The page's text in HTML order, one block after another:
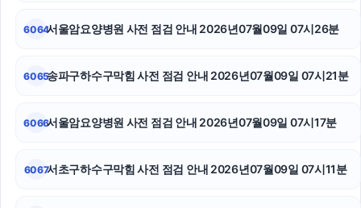
강아지보호소
용인음주운전변호사
6064서울암요양병원 사전 점검 안내 2026년07월09일 07시26분
6065송파구하수구막힘 사전 점검 안내 2026년07월09일 07시21분
6066서울암요양병원 사전 점검 안내 2026년07월09일 07시17분
6067서초구하수구막힘 사전 점검 안내 2026년07월09일 07시11분